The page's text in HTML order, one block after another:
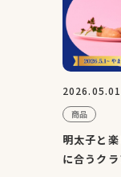
2026.05.01
商品
明太子と
に合うク